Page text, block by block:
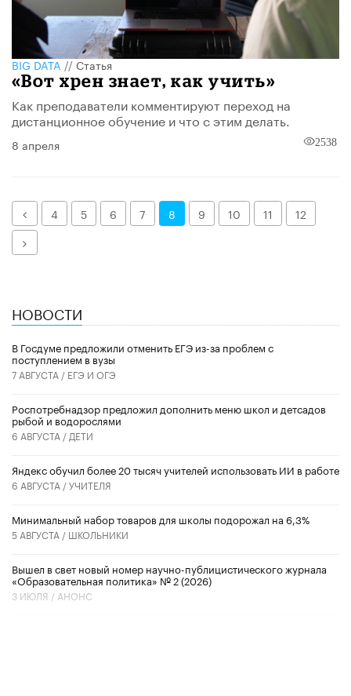
BIG DATA//Статья
«Вот хрен знает, как учить»
Как преподаватели комментируют переход на
дистанционное обучение и что с этим делать.
8 апреля 2538
Назад
4 5 6 7 8 9 10 11
12
Далее
НОВОСТИ
В Госдуме предложили отменить ЕГЭ из-за проблем с
поступлением в вузы
7 АВГУСТА / ЕГЭ И ОГЭ
Роспотребнадзор предложил дополнить меню школ и детсадов
рыбой и водорослями
6 АВГУСТА / ДЕТИ
​Яндекс обучил более 20 тысяч учителей использовать ИИ в работе
6 АВГУСТА /УЧИТЕЛЯ
Минимальный набор товаров для школы подорожал на 6,3%
5 АВГУСТА / ШКОЛЬНИКИ
Вышел в свет новый номер научно-публицистического журнала
«Образовательная политика» № 2 (2026)
3 ИЮЛЯ / АНОНС